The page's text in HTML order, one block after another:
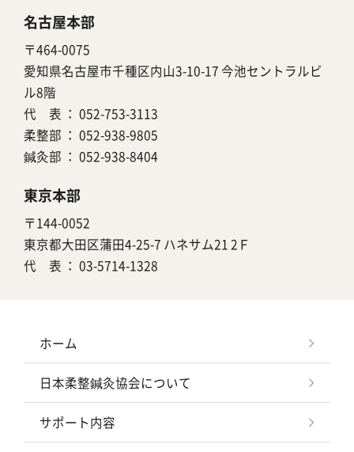
名古屋本部
〒464-0075
愛知県名古屋市千種区内山3-10-17 今池セントラルビ
ル8階
代 表 ： 052-753-3113
柔整部 ： 052-938-9805
鍼灸部 ： 052-938-8404
東京本部
〒144-0052
東京都大田区蒲田4-25-7 ハネサム21 2Ｆ
代 表 ： 03-5714-1328
ホーム
日本柔整鍼灸協会について
サポート内容